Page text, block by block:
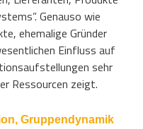
Genauso wie
ehemalige Gründer
Einfluss auf
sehr
Ressourcen zeigt.
Gruppendynamik